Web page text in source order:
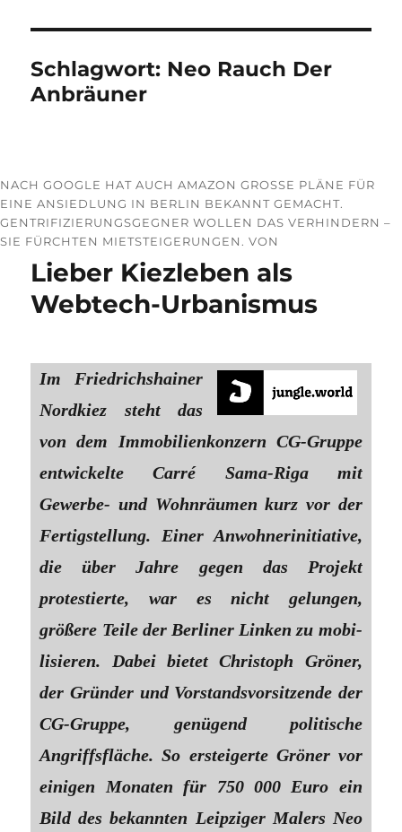
Schlagwort: Neo Rauch Der
Anbräuner
NACH GOOGLE HAT AUCH AMAZON GROSSE PLÄNE FÜR E
INE ANSIEDLUNG IN BERLIN BEKANNT GEMACHT. G
ENTRIFIZIERUNGSGEGNER WOLLEN DAS VERHINDERN – S
IE FÜRCHTEN MIETSTEIGERUNGEN. VON
Lieber Kiezleben als
Webtech-Urbanismus
Im Friedrichshainer
Nordkiez steht das
von dem Immobilienkonzern CG-Gruppe
entwickelte Carré Sama-Riga mit
Gewerbe- und Wohnräumen kurz vor der
Fertigstellung. Einer Anwohnerinitiative,
die über Jahre gegen das Projekt
protestierte, war es nicht gelungen,
größere Teile der Berliner Linken zu mobi­
lisieren. Dabei ­bietet Christoph Gröner,
der Gründer und Vorstandsvorsitzende der
CG-Gruppe, genügend politische
Angriffsfläche. So ersteigerte Gröner vor
einigen Monaten für 750 000 Euro ein
Bild des bekannten Leipziger Malers Neo